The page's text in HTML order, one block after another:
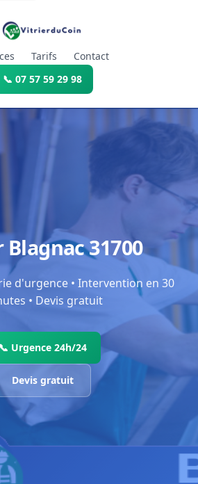
Tarifs
Contact
📞 07 57 59 29 98
31700
d'urgence • Intervention en 30
• Devis gratuit
📞 Urgence 24h/24
Devis gratuit